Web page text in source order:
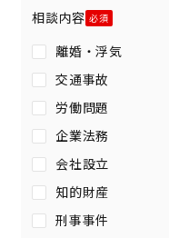
相談内容
離婚・浮気
交通事故
労働問題
企業法務
会社設立
知的財産
刑事事件